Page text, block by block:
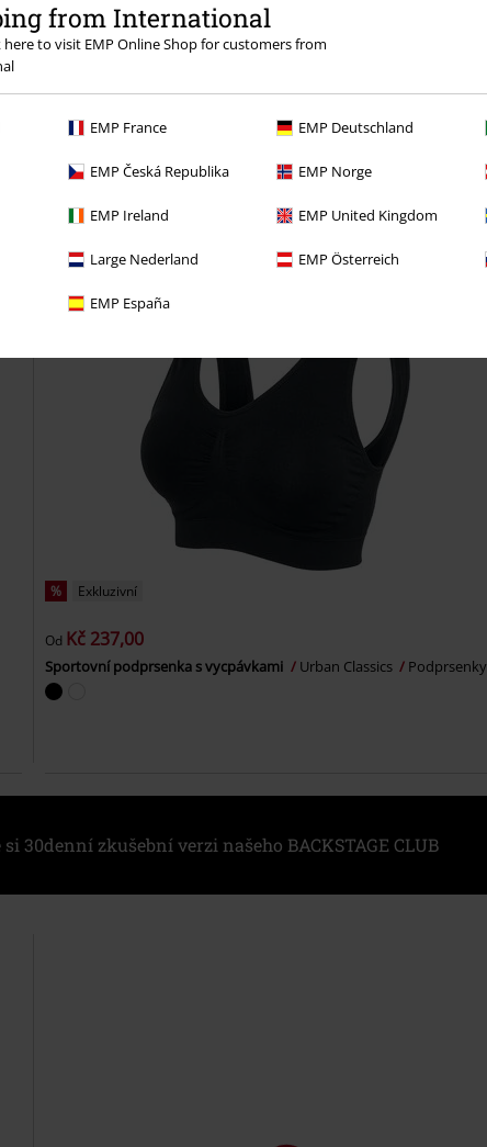
from International
here to visit EMP Online Shop for customers from
EMP France EMP Deutschland
EMP Česká Republika EMP Norge
EMP Ireland EMP United Kingdom
Large Nederland EMP Österreich
EMP España
Exkluzivní
Kovové detaily
DMCKč 3.699,00
Kč 2.719,00
Thunder Road Rock Rebel by EMP Boty
% Exkluzivní
Od Kč 237,00
Sportovní podprsenka s vycpávkami Urban Classics Podprsenky
si 30denní zkušební verzi našeho BACKSTAGE CLUB